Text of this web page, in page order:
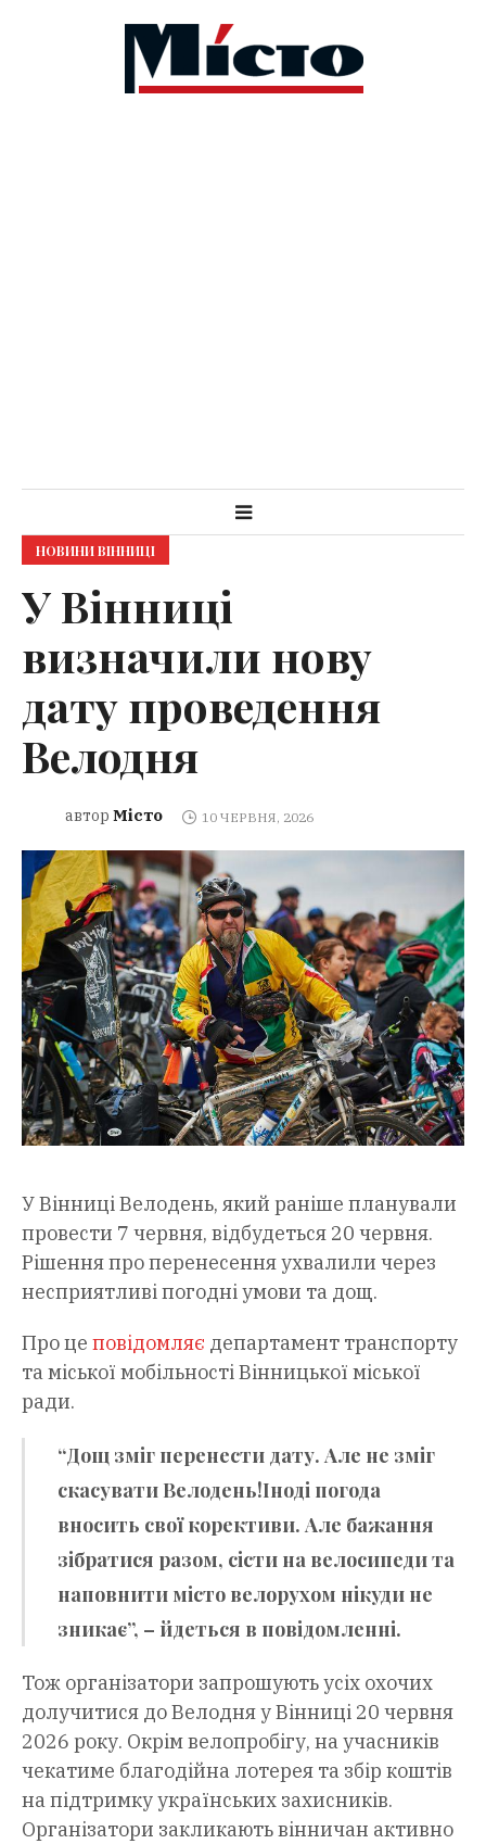
НОВИНИ ВІННИЦІ
У Вінниці
визначили нову
дату проведення
Велодня
автор Місто 10 ЧЕРВНЯ, 2026
У Вінниці Велодень, який раніше планували
провести 7 червня, відбудеться 20 червня.
Рішення про перенесення ухвалили через
несприятливі погодні умови та дощ.
Про це повідомляє департамент транспорту
та міської мобільності Вінницької міської
ради.
“Дощ зміг перенести дату. Але не зміг
скасувати Велодень!Іноді погода
вносить свої корективи. Але бажання
зібратися разом, сісти на велосипеди та
наповнити місто велорухом нікуди не
зникає”, – йдеться в повідомленні.
Тож організатори запрошують усіх охочих
долучитися до Велодня у Вінниці 20 червня
2026 року. Окрім велопробігу, на учасників
чекатиме благодійна лотерея та збір коштів
на підтримку українських захисників.
Організатори закликають вінничан активно